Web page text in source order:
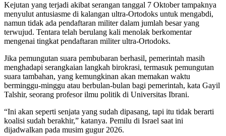
Kejutan yang terjadi akibat serangan tanggal 7 Oktober tampaknya
menyulut antusiasme di kalangan ultra-Ortodoks untuk mengabdi,
namun tidak ada pendaftaran militer dalam jumlah besar yang
terwujud. Tentara telah berulang kali menolak berkomentar
mengenai tingkat pendaftaran militer ultra-Ortodoks.
Jika pemungutan suara pembubaran berhasil, pemerintah masih
menghadapi serangkaian langkah birokrasi, termasuk pemungutan
suara tambahan, yang kemungkinan akan memakan waktu
berminggu-minggu atau berbulan-bulan bagi pemerintah, kata Gayil
Talshir, seorang profesor ilmu politik di Universitas Ibrani.
“Ini akan seperti senjata yang sudah dipasang, tapi itu tidak berarti
koalisi sudah berakhir,” katanya. Pemilu di Israel saat ini
dijadwalkan pada musim gugur 2026.